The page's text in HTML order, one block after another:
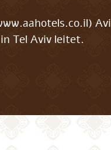
Avi
Tel Aviv leitet.